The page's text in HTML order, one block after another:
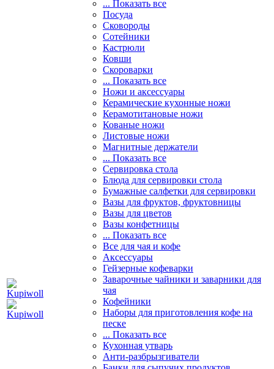
... Показать все
Посуда
Сковороды
Сотейники
Кастрюли
Ковши
Скороварки
... Показать все
Ножи и аксессуары
Керамические кухонные ножи
Керамотитановые ножи
Кованые ножи
Листовые ножи
Магнитные держатели
... Показать все
Сервировка стола
Блюда для сервировки стола
Бумажные салфетки для сервировки
Вазы для фруктов, фруктовницы
Вазы для цветов
Вазы конфетницы
... Показать все
Все для чая и кофе
Аксессуары
Гейзерные кофеварки
Заварочные чайники и заварники для
чая
Кофейники
Наборы для приготовления кофе на
песке
... Показать все
Кухонная утварь
Анти-разбрызгиватели